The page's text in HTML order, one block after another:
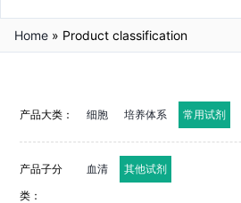
Home » Product classification
产品大类： 细胞 培养体系 常用试剂
产品子分
类：
血清 其他试剂